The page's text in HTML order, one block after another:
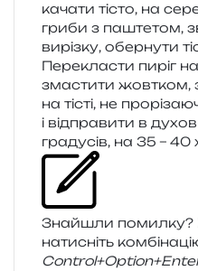
ка­ча­ти тісто, на
гриби з паште­том,
виріз­ку, обер­ну­ти
Перекласти пиріг
зма­сти­ти жов­тком,
на тісті, не
і від­пра­ви­ти в
гра­ду­сів, на 35 – 40
Знайшли помил­ку?
нати­сніть